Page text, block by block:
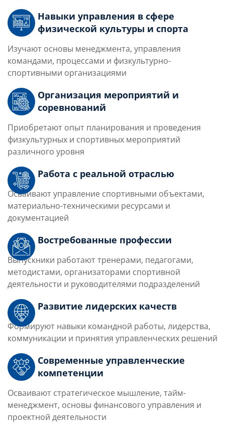
Навыки управления в сфере
физической культуры и спорта
Изучают основы менеджмента, управления
командами, процессами и физкультурно-
спортивными организациями
Организация мероприятий и
соревнований
Приобретают опыт планирования и проведения
физкультурных и спортивных мероприятий
различного уровня
Работа с реальной отраслью
Осваивают управление спортивными объектами,
материально-техническими ресурсами и
документацией
Востребованные профессии
Выпускники работают тренерами, педагогами,
методистами, организаторами спортивной
деятельности и руководителями подразделений
Развитие лидерских качеств
Формируют навыки командной работы, лидерства,
коммуникации и принятия управленческих решений
Современные управленческие
компетенции
Осваивают стратегическое мышление, тайм-
менеджмент, основы финансового управления и
проектной деятельности